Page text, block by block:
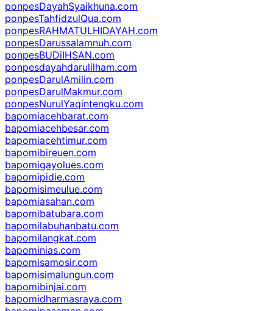
ponpesDayahSyaikhuna.com
ponpesTahfidzulQua.com
ponpesRAHMATULHIDAYAH.com
ponpesDarussalamnuh.com
ponpesBUDiIHSAN.com
ponpesdayahdarulilham.com
ponpesDarulAmilin.com
ponpesDarulMakmur.com
ponpesNurulYaqintengku.com
bapomiacehbarat.com
bapomiacehbesar.com
bapomiacehtimur.com
bapomibireuen.com
bapomigayolues.com
bapomipidie.com
bapomisimeulue.com
bapomiasahan.com
bapomibatubara.com
bapomilabuhanbatu.com
bapomilangkat.com
bapominias.com
bapomisamosir.com
bapomisimalungun.com
bapomibinjai.com
bapomidharmasraya.com